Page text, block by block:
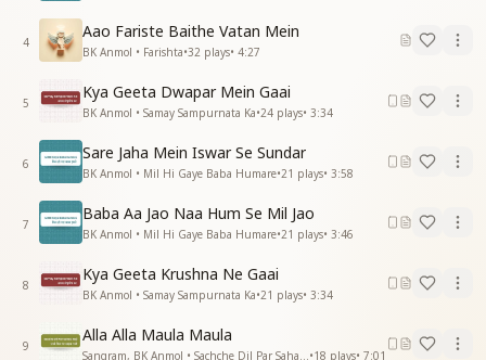
4
Aao Fariste Baithe Vatan Mein
BK Anmol • Farishta•32 plays• 4:27
5
Kya Geeta Dwapar Mein Gaai
BK Anmol • Samay Sampurnata Ka•24 plays• 3:34
6
Sare Jaha Mein Iswar Se Sundar
BK Anmol • Mil Hi Gaye Baba Humare•21 plays• 3:58
7
Baba Aa Jao Naa Hum Se Mil Jao
BK Anmol • Mil Hi Gaye Baba Humare•21 plays• 3:46
8
Kya Geeta Krushna Ne Gaai
BK Anmol • Samay Sampurnata Ka•21 plays• 3:34
9
Alla Alla Maula Maula
•18 plays• 7:01